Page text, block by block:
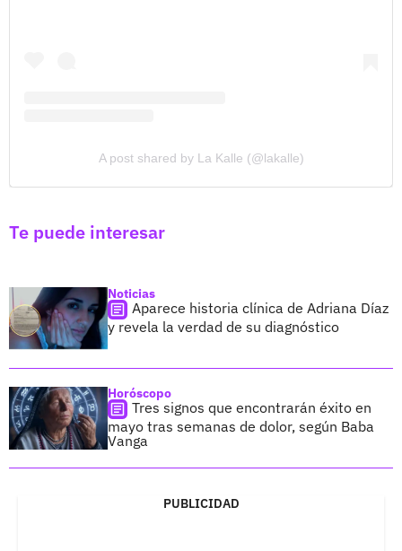
A post shared by La Kalle (@lakalle)
Te puede interesar
Noticias
Aparece historia clínica de Adriana Díaz
y revela la verdad de su diagnóstico
Horóscopo
Tres signos que encontrarán éxito en
mayo tras semanas de dolor, según Baba
Vanga
PUBLICIDAD